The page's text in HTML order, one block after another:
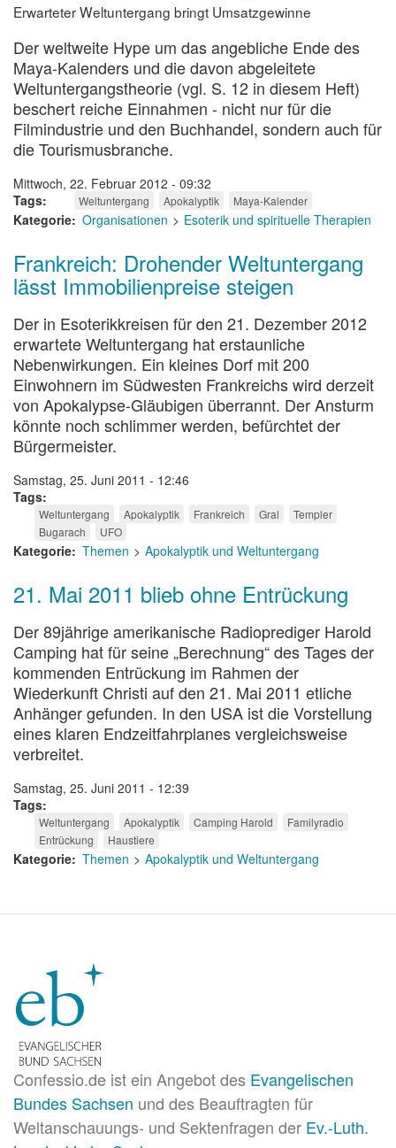
Erwarteter Weltuntergang bringt Umsatzgewinne
Der weltweite Hype um das angebliche Ende des
Maya-Kalenders und die davon abgeleitete
Weltuntergangstheorie (vgl. S. 12 in diesem Heft)
beschert reiche Einnahmen - nicht nur für die
Filmindustrie und den Buchhandel, sondern auch für
die Tourismusbranche.
Mittwoch, 22. Februar 2012 - 09:32
Tags
Weltuntergang Apokalyptik Maya-Kalender
Kategorie Organisationen Esoterik und spirituelle Therapien
Frankreich: Drohender Weltuntergang
lässt Immobilienpreise steigen
Der in Esoterikkreisen für den 21. Dezember 2012
erwartete Weltuntergang hat erstaunliche
Nebenwirkungen. Ein kleines Dorf mit 200
Einwohnern im Südwesten Frankreichs wird derzeit
von Apokalypse-Gläubigen überrannt. Der Ansturm
könnte noch schlimmer werden, befürchtet der
Bürgermeister.
Samstag, 25. Juni 2011 - 12:46
Tags
Weltuntergang Apokalyptik Frankreich Gral
Templer
Bugarach
UFO
Kategorie Themen Apokalyptik und Weltuntergang
21. Mai 2011 blieb ohne Entrückung
Der 89jährige amerikanische Radioprediger Harold
Camping hat für seine „Berechnung“ des Tages der
kommenden Entrückung im Rahmen der
Wiederkunft Christi auf den 21. Mai 2011 etliche
Anhänger gefunden. In den USA ist die Vorstellung
eines klaren Endzeitfahrplanes vergleichsweise
verbreitet.
Samstag, 25. Juni 2011 - 12:39
Tags
Weltuntergang Apokalyptik Camping Harold
Familyradio
Entrückung
Haustiere
Kategorie Themen Apokalyptik und Weltuntergang
Confessio.de ist ein Angebot des Evangelischen
Bundes Sachsen und des Beauftragten für
Weltanschauungs- und Sektenfragen der Ev.-Luth.